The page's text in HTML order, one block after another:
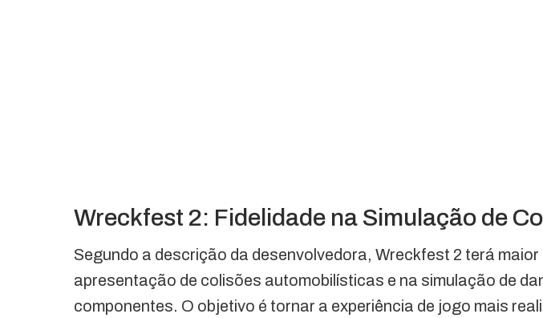
Wreckfest 2: Fidelidade na Simulação de
Segundo a descrição da desenvolvedora, Wreckfest 2 terá maior
apresentação de colisões automobilísticas e na simulação de
componentes. O objetivo é tornar a experiência de jogo mais